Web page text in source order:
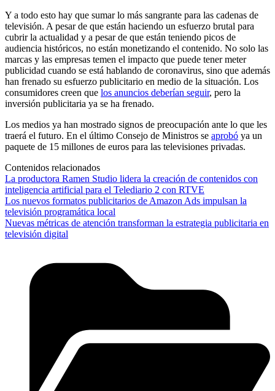
Y a todo esto hay que sumar lo más sangrante para las cadenas de
televisión. A pesar de que están haciendo un esfuerzo brutal para
cubrir la actualidad y a pesar de que están teniendo picos de
audiencia históricos, no están monetizando el contenido. No solo las
marcas y las empresas temen el impacto que puede tener meter
publicidad cuando se está hablando de coronavirus, sino que además
han frenado su esfuerzo publicitario en medio de la situación. Los
consumidores creen que los anuncios deberían seguir, pero la
inversión publicitaria ya se ha frenado.
Los medios ya han mostrado signos de preocupación ante lo que les
traerá el futuro. En el último Consejo de Ministros se aprobó ya un
paquete de 15 millones de euros para las televisiones privadas.
Contenidos relacionados
La productora Ramen Studio lidera la creación de contenidos con
inteligencia artificial para el Telediario 2 con RTVE
Los nuevos formatos publicitarios de Amazon Ads impulsan la
televisión programática local
Nuevas métricas de atención transforman la estrategia publicitaria en
televisión digital